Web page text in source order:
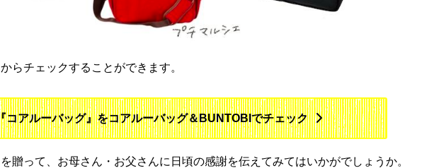
らチェックすることができます。
コアルーバッグ』をコアルーバッグ＆BUNTOBIでチェック
贈って、お母さん・お父さんに日頃の感謝を伝えてみてはいかがでしょうか。